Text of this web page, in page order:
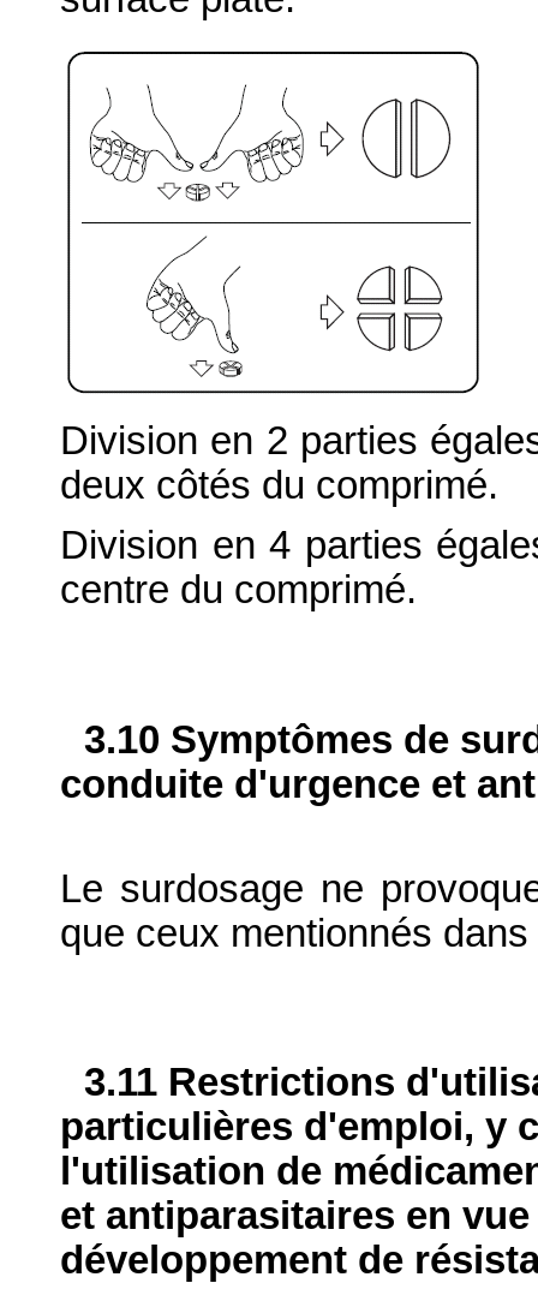
Division en 2 parties
deux côtés du comprimé.
Division en 4 parties
centre du comprimé.
3.10 Symptômes de
conduite d'urgence et
Le surdosage ne
que ceux mentionnés
3.11 Restrictions
particulières d'emploi, y
l'utilisation de
et antiparasitaires en
développement de